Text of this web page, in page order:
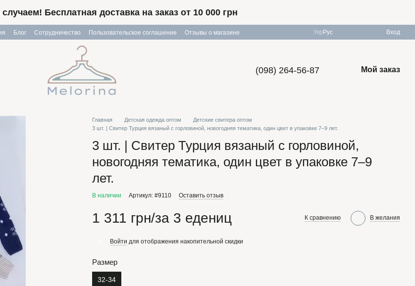
Бесплатная доставка на заказ от 10 000 грн
Блог Сотрудничество Пользовательское соглашение
Отзывы о магазине
Укр Рус Вход
(098) 264-56-87 Мой заказ
Главная Детская одежда оптом
Детские свитера оптом
3 шт. | Свитер Турция вязаный с горловиной, новогодняя тематика, один цвет в упаковке 7–9 лет.
3 шт. | Свитер Турция вязаный с горловиной,
новогодняя тематика, один цвет в упаковке 7–9
лет.
В наличии Артикул: #9110 Оставить отзыв
1 311 грн/за 3 едениц К сравнению В желания
Войти для отображения накопительной скидки
Размер
32-34